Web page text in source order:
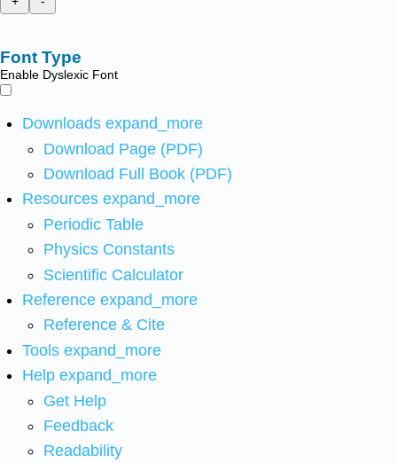
Font Type
Enable Dyslexic Font
Downloads expand_more
Download Page (PDF)
Download Full Book (PDF)
Resources expand_more
Periodic Table
Physics Constants
Scientific Calculator
Reference expand_more
Reference & Cite
Tools expand_more
Help expand_more
Get Help
Feedback
Readability